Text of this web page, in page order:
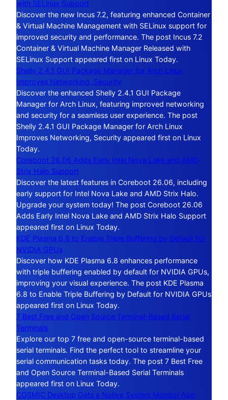
with SELinux Support
Discover the new Incus 7.2, featuring enhanced Container
& Virtual Machine Management with SELinux support for
improved security and performance. The post Incus 7.2
Container & Virtual Machine Manager Released with
SELinux Support appeared first on Linux Today.
Shelly 2.4.1 GUI Package Manager for Arch Linux
Improves Networking, Security
Discover the enhanced Shelly 2.4.1 GUI Package
Manager for Arch Linux, featuring improved networking
and security for a seamless user experience. The post
Shelly 2.4.1 GUI Package Manager for Arch Linux
Improves Networking, Security appeared first on Linux
Today.
Coreboot 26.06 Adds Early Intel Nova Lake and AMD
Strix Halo Support
Discover the latest features in Coreboot 26.06, including
early support for Intel Nova Lake and AMD Strix Halo.
Upgrade your system today! The post Coreboot 26.06
Adds Early Intel Nova Lake and AMD Strix Halo Support
appeared first on Linux Today.
KDE Plasma 6.8 to Enable Triple Buffering by Default for
NVIDIA GPUs
Discover how KDE Plasma 6.8 enhances performance
with triple buffering enabled by default for NVIDIA GPUs,
improving your visual experience. The post KDE Plasma
6.8 to Enable Triple Buffering by Default for NVIDIA GPUs
appeared first on Linux Today.
7 Best Free and Open Source Terminal-Based Serial
Terminals
Explore our top 7 free and open-source terminal-based
serial terminals. Find the perfect tool to streamline your
serial communication tasks today. The post 7 Best Free
and Open Source Terminal-Based Serial Terminals
appeared first on Linux Today.
COSMIC Desktop Gets a Native System Monitor App